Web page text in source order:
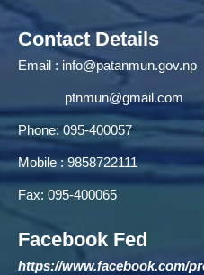
Contact Details
Email : info@patanmun.gov.np
ptnmun@gmail.com
Phone: 095-400057
Mobile : 9858722111
Fax: 095-400065
Facebook Fed
https://www.facebook.com/